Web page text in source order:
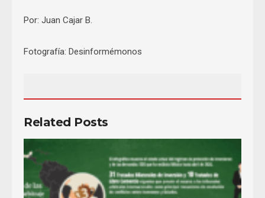
Por: Juan Cajar B.
Fotografía: Desinformémonos
Related Posts